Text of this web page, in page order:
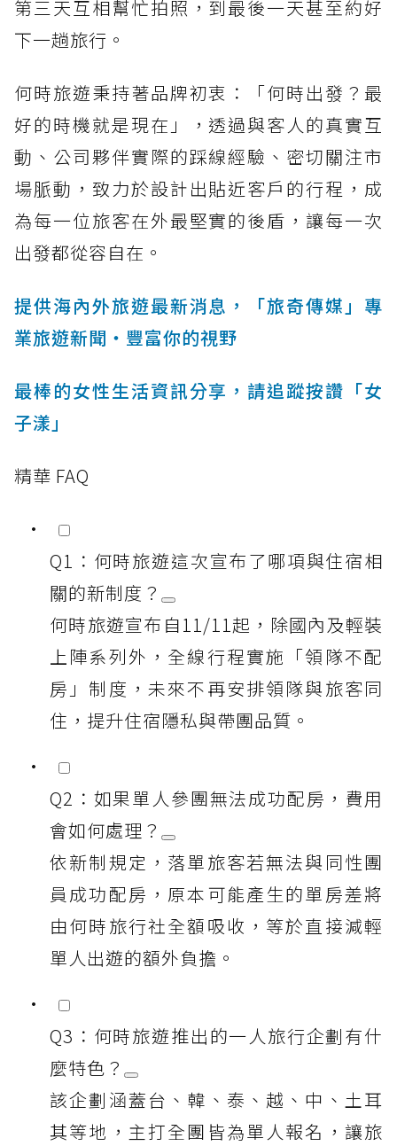
第三天互相幫忙拍照，到最後一天甚至約好
下一趟旅行。
何時旅遊秉持著品牌初衷：「何時出發？最
好的時機就是現在」，透過與客人的真實互
動、公司夥伴實際的踩線經驗、密切關注市
場脈動，致力於設計出貼近客戶的行程，成
為每一位旅客在外最堅實的後盾，讓每一次
出發都從容自在。
提供海內外旅遊最新消息，「旅奇傳媒」專
業旅遊新聞‧豐富你的視野
最棒的女性生活資訊分享，請追蹤按讚「女
子漾」
精華 FAQ
Q1：何時旅遊這次宣布了哪項與住宿相
關的新制度？
何時旅遊宣布自11/11起，除國內及輕裝
上陣系列外，全線行程實施「領隊不配
房」制度，未來不再安排領隊與旅客同
住，提升住宿隱私與帶團品質。
Q2：如果單人參團無法成功配房，費用
會如何處理？
依新制規定，落單旅客若無法與同性團
員成功配房，原本可能產生的單房差將
由何時旅行社全額吸收，等於直接減輕
單人出遊的額外負擔。
Q3：何時旅遊推出的一人旅行企劃有什
麼特色？
該企劃涵蓋台、韓、泰、越、中、土耳
其等地，主打全團皆為單人報名，讓旅